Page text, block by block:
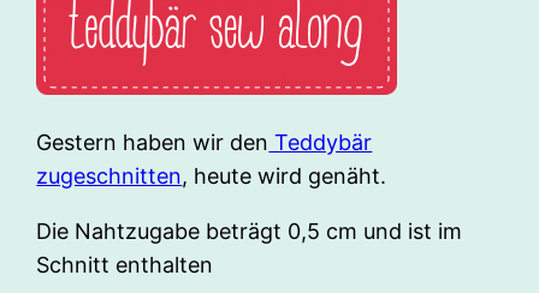
Gestern haben wir den Teddybär
zugeschnitten, heute wird genäht.
Die Nahtzugabe beträgt 0,5 cm und ist im
Schnitt enthalten